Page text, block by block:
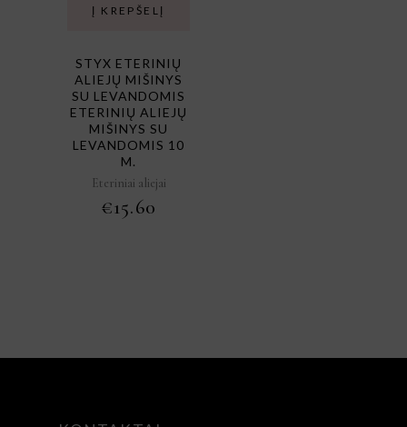
Į KREPŠELĮ
STYX ETERINIŲ
ALIEJŲ MIŠINYS
SU LEVANDOMIS
ETERINIŲ ALIEJŲ
MIŠINYS SU
LEVANDOMIS 10
M.
Eteriniai aliejai
€15.60